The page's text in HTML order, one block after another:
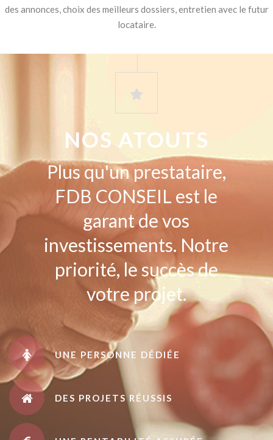
des annonces, choix des meilleurs dossiers, entretien avec le futur
locataire.
NOS ATOUTS
Plus qu'un prestataire,
FDB CONSEIL est le
garant de vos
investissements. Notre
priorité, le succès de
votre projet.
UNE PERSONNE DÉDIÉE
DES PROJETS RÉUSSIS